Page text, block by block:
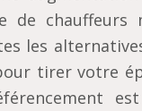
de chauffeurs
les
tirer votre